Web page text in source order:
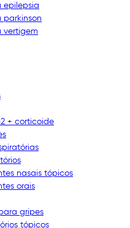
epilepsia
parkinson
vertigem
+ corticoide
nasais tópicos
orais
gripes
tópicos